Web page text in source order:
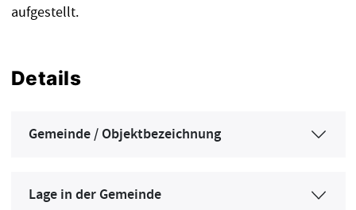
aufgestellt.
Details
Gemeinde / Objektbezeichnung
Lage in der Gemeinde